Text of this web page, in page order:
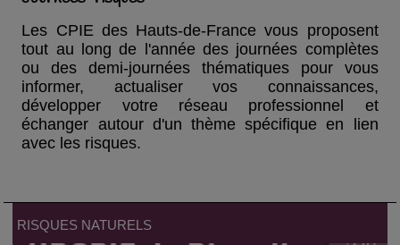
Les CPIE des Hauts-de-France vous proposent
tout au long de l'année des journées complètes
ou des demi-journées thématiques pour vous
informer, actualiser vos connaissances,
développer votre réseau professionnel et
échanger autour d'un thème spécifique en lien
avec les risques.
RISQUES NATURELS